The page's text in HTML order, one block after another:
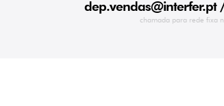
dep.vendas@interfer.pt/
chamada para rede fixa